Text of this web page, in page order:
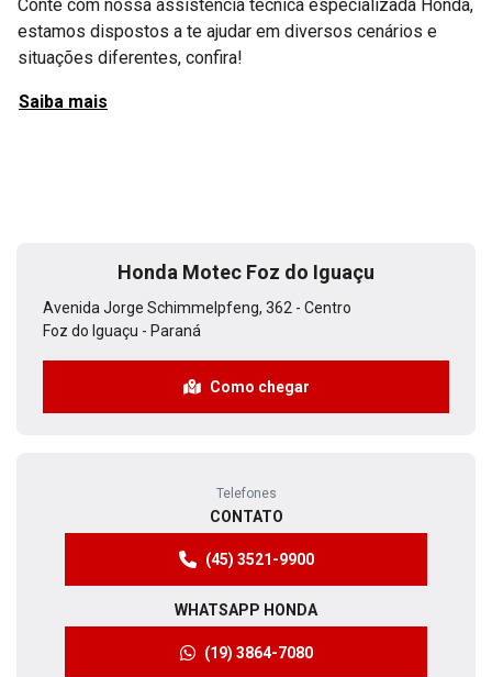
Conte com nossa assistência técnica especializada Honda,
estamos dispostos a te ajudar em diversos cenários e
situações diferentes, confira!
Saiba mais
Honda Motec Foz do Iguaçu
Avenida Jorge Schimmelpfeng, 362 - Centro
Foz do Iguaçu - Paraná
Como chegar
Telefones
CONTATO
(45) 3521-9900
WHATSAPP HONDA
(19) 3864-7080